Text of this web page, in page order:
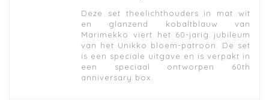
Deze set theelichthouders in mat wit
en glanzend kobaltblauw van
Marimekko viert het 60-jarig jubileum
van het Unikko bloem-patroon. De set
is een speciale uitgave en is verpakt in
een speciaal ontworpen 60th
anniversary box.